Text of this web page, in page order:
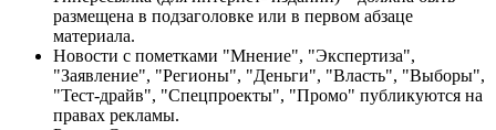
размещена в подзаголовке или в первом абзаце
материала.
Новости с пометками "Мнение", "Экспертиза",
"Заявление", "Регионы", "Деньги", "Власть", "Выборы",
"Тест-драйв", "Спецпроекты", "Промо" публикуются на
правах рекламы.